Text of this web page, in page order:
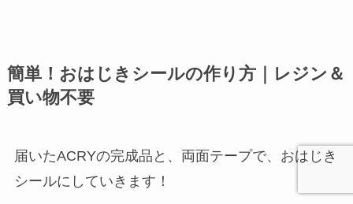
簡単！おはじきシールの作り方｜レジン＆
買い物不要
届いたACRYの完成品と、両面テープで、おはじき
シールにしていきます！